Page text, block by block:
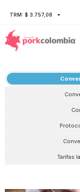
TRM: $ 3.757,08
Tarifas